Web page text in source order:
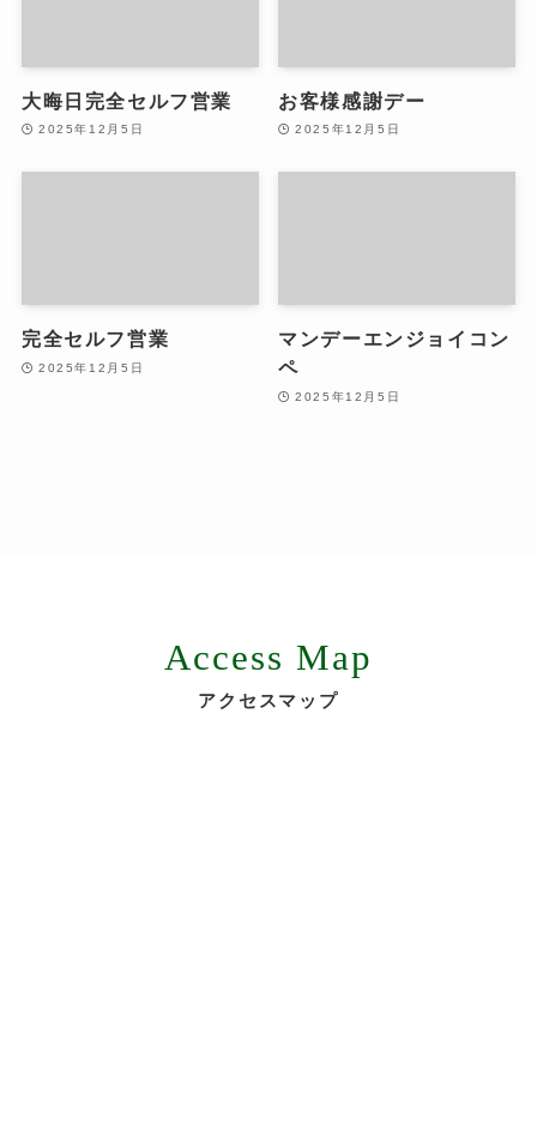
大晦日完全セルフ営業
2025年12月5日
お客様感謝デー
2025年12月5日
完全セルフ営業
2025年12月5日
マンデーエンジョイコン
ペ
2025年12月5日
Access Map
アクセスマップ